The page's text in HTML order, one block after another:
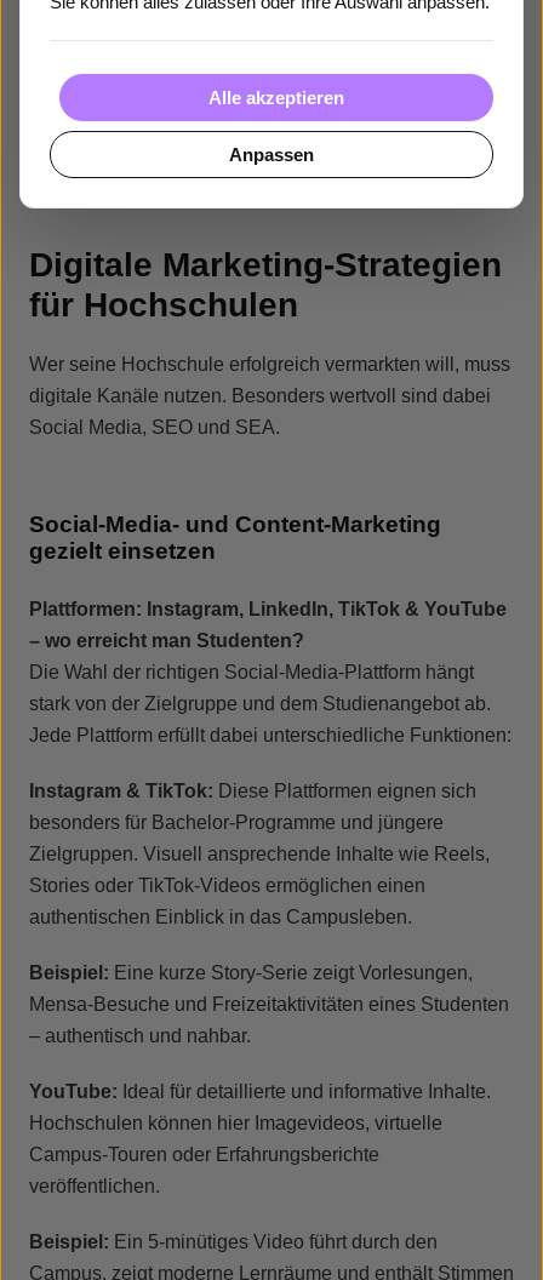
Digitale Marketing-Strategien
für Hochschulen
Wer seine Hochschule erfolgreich vermarkten will, muss
digitale Kanäle nutzen. Besonders wertvoll sind dabei
Social Media, SEO und SEA.
Social-Media- und Content-Marketing
gezielt einsetzen
Plattformen: Instagram, LinkedIn, TikTok & YouTube
– wo erreicht man Studenten?
Die Wahl der richtigen Social-Media-Plattform hängt
stark von der Zielgruppe und dem Studienangebot ab.
Jede Plattform erfüllt dabei unterschiedliche Funktionen:
Instagram & TikTok: Diese Plattformen eignen sich
besonders für Bachelor-Programme und jüngere
Zielgruppen. Visuell ansprechende Inhalte wie Reels,
Stories oder TikTok-Videos ermöglichen einen
authentischen Einblick in das Campusleben.
Beispiel: Eine kurze Story-Serie zeigt Vorlesungen,
Mensa-Besuche und Freizeitaktivitäten eines Studenten
– authentisch und nahbar.
YouTube: Ideal für detaillierte und informative Inhalte.
Hochschulen können hier Imagevideos, virtuelle
Campus-Touren oder Erfahrungsberichte
veröffentlichen.
Beispiel: Ein 5-minütiges Video führt durch den
Campus, zeigt moderne Lernräume und enthält Stimmen
Anpassen
Alle akzeptieren